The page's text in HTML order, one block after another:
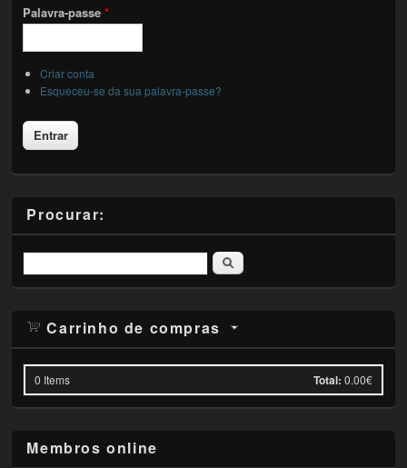
Palavra-passe*
Criar conta
Esqueceu-se da sua palavra-passe?
Procurar:
Pesquisar
Carrinho de compras
0 Items Total: 0.00€
Membros online